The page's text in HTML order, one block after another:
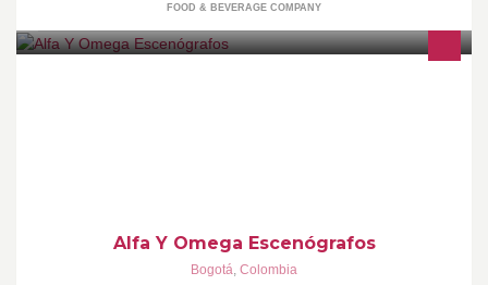
FOOD & BEVERAGE COMPANY
Alfa Y Omega Escenógrafos
Bogotá, Colombia